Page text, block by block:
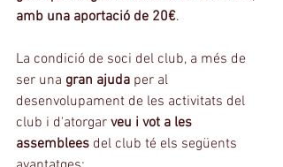
amb una aportació de 20€.
La condició de soci del club, a més de
ser una gran ajuda per al
desenvolupament de les activitats del
club i d'atorgar veu i vot a les
assemblees del club té els següents